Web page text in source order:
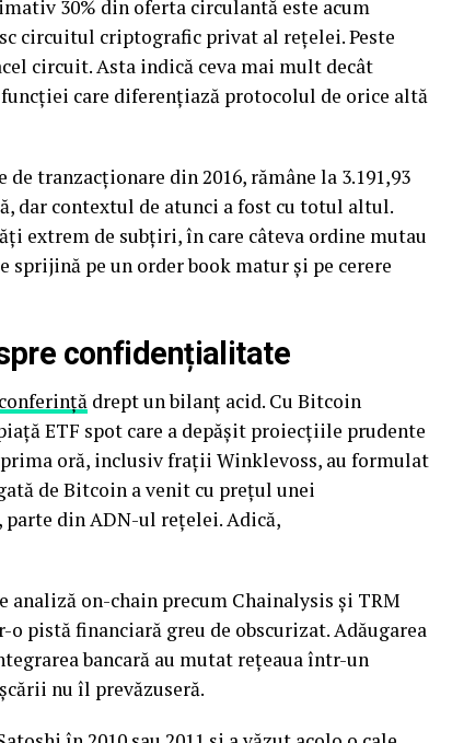
30% din oferta circulantă este acum
circuitul criptografic privat al rețelei. Peste
circuit. Asta indică ceva mai mult decât
care diferențiază protocolul de orice altă
tranzacționare din 2016, rămâne la 3.191,93
dar contextul de atunci a fost cu totul altul.
extrem de subțiri, în care câteva ordine mutau
sprijină pe un order book matur și pe cerere
confidențialitate
drept un bilanț acid. Cu Bitcoin
ETF spot care a depășit proiecțiile prudente
oră, inclusiv frații Winklevoss, au formulat
de Bitcoin a venit cu prețul unei
din ADN-ul rețelei. Adică,
analiză on-chain precum Chainalysis și TRM
pistă financiară greu de obscurizat. Adăugarea
bancară au mutat rețeaua într-un
nu îl prevăzuseră.